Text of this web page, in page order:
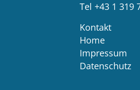
Tel +43 1 319
Kontakt
Home
Impressum
Datenschutz